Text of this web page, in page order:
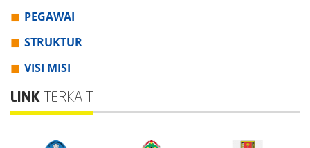
PEGAWAI
STRUKTUR
VISI MISI
LINK TERKAIT